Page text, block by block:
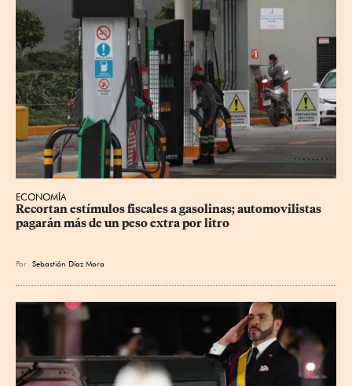
ECONOMÍA
Recortan estímulos fiscales a gasolinas; automovilistas
pagarán más de un peso extra por litro
Por Sebastián Díaz Mora